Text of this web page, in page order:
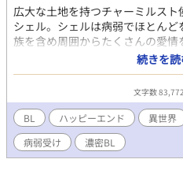
広大な土地を持つチャーミルス
シェル。シェルは病弱でほとん
族を含め周囲からたくさんの愛情
婚約者のレオンスティードもシ
は悩み事があって……？ そんな矢
しく入ったメイド、リアからこ
どうやらその物語では、シェル
ぐって、レオンスティードと主人
ードは悪役として悲しい結末をむ
スティードのため、婚約者の悪
度10,000% 登場人物みんないい
続きを
文字数 83,772
BL ハッピーエンド 異世界
病弱受け
濃密BL